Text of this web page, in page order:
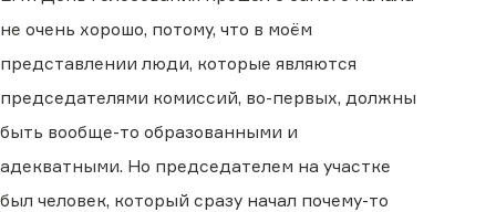
не очень хорошо, потому, что в моём
представлении люди, которые являются
председателями комиссий, во-первых, должны
быть вообще-то образованными и
адекватными. Но председателем на участке
был человек, который сразу начал почему-то